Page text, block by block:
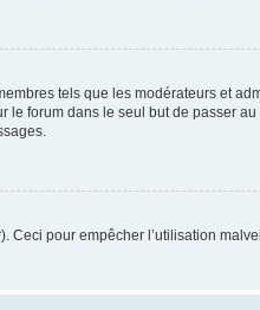
tels que les modérateurs et
forum dans le seul but de passer
pour empêcher l’utilisation